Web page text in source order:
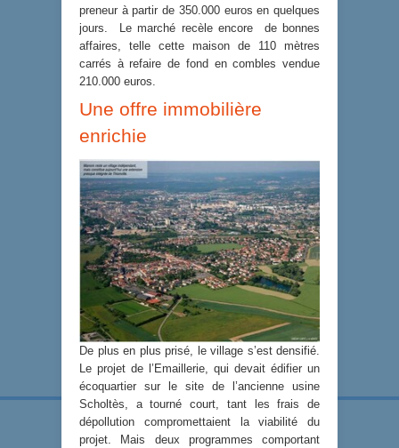
preneur à partir de 350.000 euros en quelques
jours. Le marché recèle encore de bonnes
affaires, telle cette maison de 110 mètres
carrés à refaire de fond en combles vendue
210.000 euros.
Une offre immobilière
enrichie
De plus en plus prisé, le village s’est densifié.
Le projet de l’Emaillerie, qui devait édifier un
écoquartier sur le site de l’ancienne usine
Scholtès, a tourné court, tant les frais de
dépollution compromettaient la viabilité du
projet. Mais deux programmes comportant